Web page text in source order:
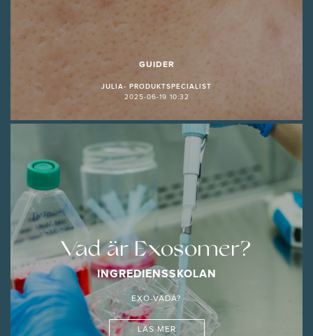
GUIDER
JULIA- PRODUKTSPECIALIST
2025-06-19 10:32
Vad är Exosomer?
INGREDIENSSKOLAN
EXO-VADÅ?
LÄS MER